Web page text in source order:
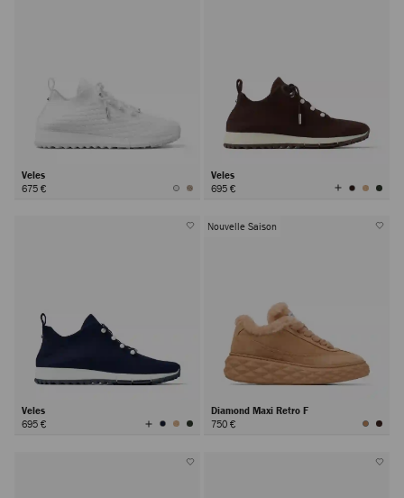
Veles
675 €
Veles
695 €
Afficher
toutes
Veles
695 €
Afficher
toutes
Nouvelle Saison
Diamond Maxi Retro F
750 €